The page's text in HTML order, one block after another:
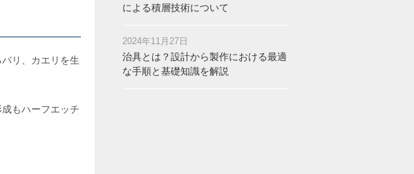
リ、カエリを生
もハーフエッチ
による積層技術について
2024年11月27日
治具とは？設計から製作における最適
な手順と基礎知識を解説